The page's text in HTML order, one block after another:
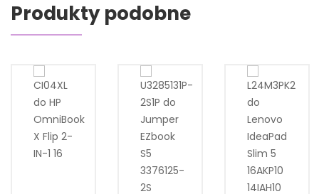
Produkty podobne